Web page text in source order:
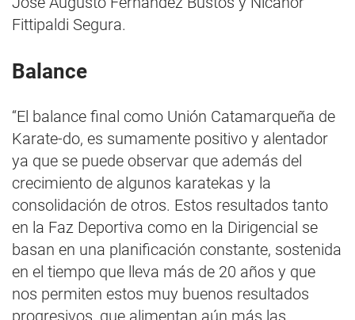
Fittipaldi Segura.
Balance
“El balance final como Unión Catamarqueña de
Karate-do, es sumamente positivo y alentador
ya que se puede observar que además del
crecimiento de algunos karatekas y la
consolidación de otros. Estos resultados tanto
en la Faz Deportiva como en la Dirigencial se
basan en una planificación constante, sostenida
en el tiempo que lleva más de 20 años y que
nos permiten estos muy buenos resultados